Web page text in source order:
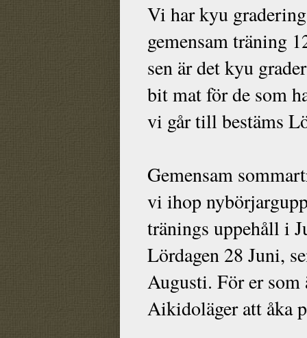
Vi har kyu
gemensam träning
sen är det kyu
bit mat för de som
vi går till bestäms
Gemensam
vi ihop
tränings uppehåll i
Lördagen 28 Juni,
Augusti. För er som
Aikidoläger att åka